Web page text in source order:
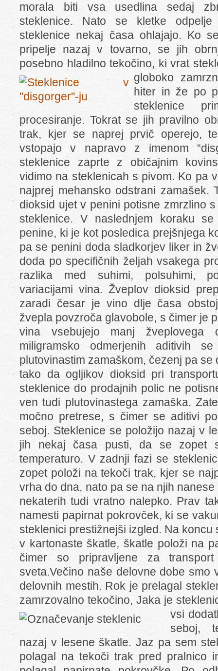
morala biti vsa usedlina sedaj
steklenice. Nato se kletke
steklenice nekaj časa ohlajajo. Ko
pripelje nazaj v tovarno, se jih
posebno hladilno tekočino, ki vrat
globoko
hiter in že po
steklenice
procesiranje. Tokrat se jih pravilno
trak, kjer se naprej prvič operejo,
vstopajo v napravo z imenom
steklenice zaprte z običajnim
vidimo na steklenicah s pivom. Ko pa
najprej mehansko odstrani zamašek.
dioksid ujet v penini potisne zmrzlino
steklenice. V naslednjem koraku
penine, ki je kot posledica prejšnjega
pa se penini doda sladkorjev liker in
doda po specifičnih željah vsakega
razlika med suhimi, polsuhimi,
variacijami vina. Žveplov dioksid
zaradi česar je vino dlje časa
žvepla povzroča glavobole, s čimer je
vina vsebujejo manj žveplovega
miligramsko odmerjenih aditivih
plutovinastim zamaškom, čezenj pa
tako da ogljikov dioksid pri
steklenice do prodajnih polic ne
ven tudi plutovinastega zamaška.
močno pretrese, s čimer se aditivi
seboj. Steklenice se položijo nazaj v
jih nekaj časa pusti, da se zopet
temperaturo. V zadnji fazi se
zopet položi na tekoči trak, kjer se
vrha do dna, nato pa se na njih
nekaterih tudi vratno nalepko. Prav
namesti papirnat pokrovček, ki se
steklenici prestižnejši izgled. Na koncu
v kartonaste škatle, škatle položi na
čimer so pripravljene za
sveta.Večino naše delovne dobe smo
delovnih mestih. Rok je prelagal
zamrzovalno tekočino, Jaka je
vsi
seboj,
nazaj v lesene škatle. Jaz pa sem
polagal na tekoči trak pred pralnico